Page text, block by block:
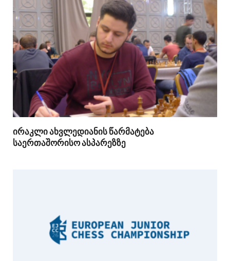
ირაკლი ახვლედიანის წარმატება
საერთაშორისო ასპარეზზე